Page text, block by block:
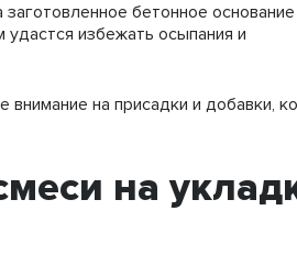
бетонное
избежать осыпания и
на присадки и добавки,
на